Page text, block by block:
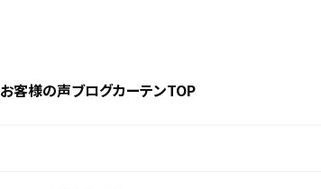
お客様の声ブログカーテンTOP